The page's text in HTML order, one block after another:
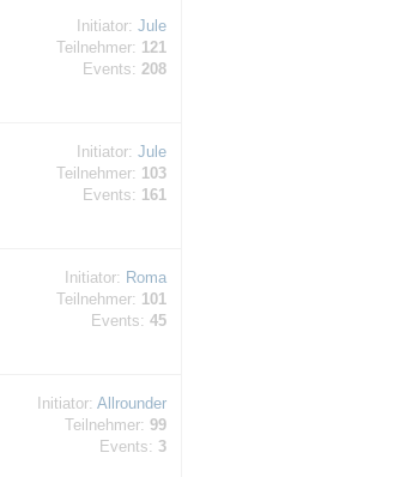
Initiator: Jule
Teilnehmer: 121
Events: 208
Initiator: Jule
Teilnehmer: 103
Events: 161
Initiator: Roma
Teilnehmer: 101
Events: 45
Initiator: Allrounder
Teilnehmer: 99
Events: 3